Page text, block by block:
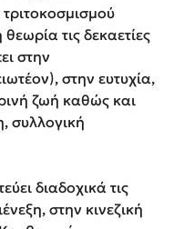
τις δεκαετίες
στην
στην ευτυχία,
ζωή καθώς και
συλλογική
διαδοχικά τις
στην κινεζική